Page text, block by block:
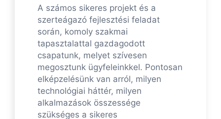
A számos sikeres projekt és a
szerteágazó fejlesztési feladat
során, komoly szakmai
tapasztalattal gazdagodott
csapatunk, melyet szívesen
megosztunk ügyfeleinkkel. Pontosan
elképzelésünk van arról, milyen
technológiai háttér, milyen
alkalmazások összessége
szükséges a sikeres